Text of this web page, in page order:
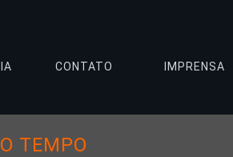
CONTATO IMPRENSA
TEMPO